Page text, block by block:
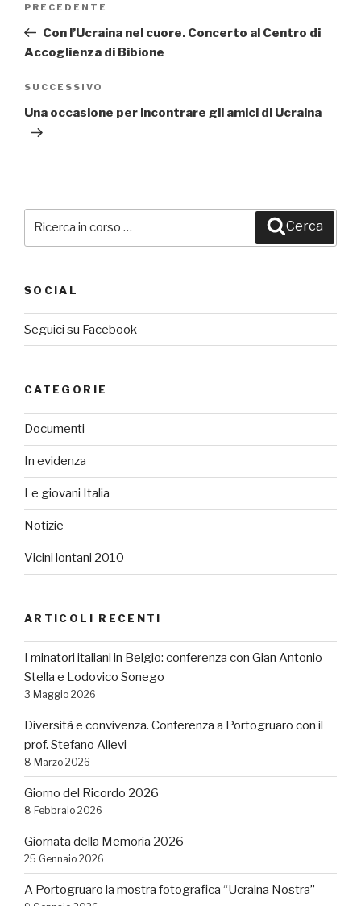
Articolo
precedente:
PRECEDENTE
Con l’Ucraina nel cuore. Concerto al Centro di
Accoglienza di Bibione
Articolo
successivo
SUCCESSIVO
Una occasione per incontrare gli amici di Ucraina
Cerca
SOCIAL
Seguici su Facebook
CATEGORIE
Documenti
In evidenza
Le giovani Italia
Notizie
Vicini lontani 2010
ARTICOLI RECENTI
I minatori italiani in Belgio: conferenza con Gian Antonio
Stella e Lodovico Sonego
3 Maggio 2026
Diversità e convivenza. Conferenza a Portogruaro con il
prof. Stefano Allevi
8 Marzo 2026
Giorno del Ricordo 2026
8 Febbraio 2026
Giornata della Memoria 2026
25 Gennaio 2026
A Portogruaro la mostra fotografica “Ucraina Nostra”